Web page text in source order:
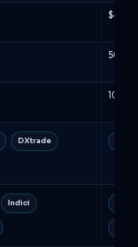
50%
100%
DXtrade
Indici